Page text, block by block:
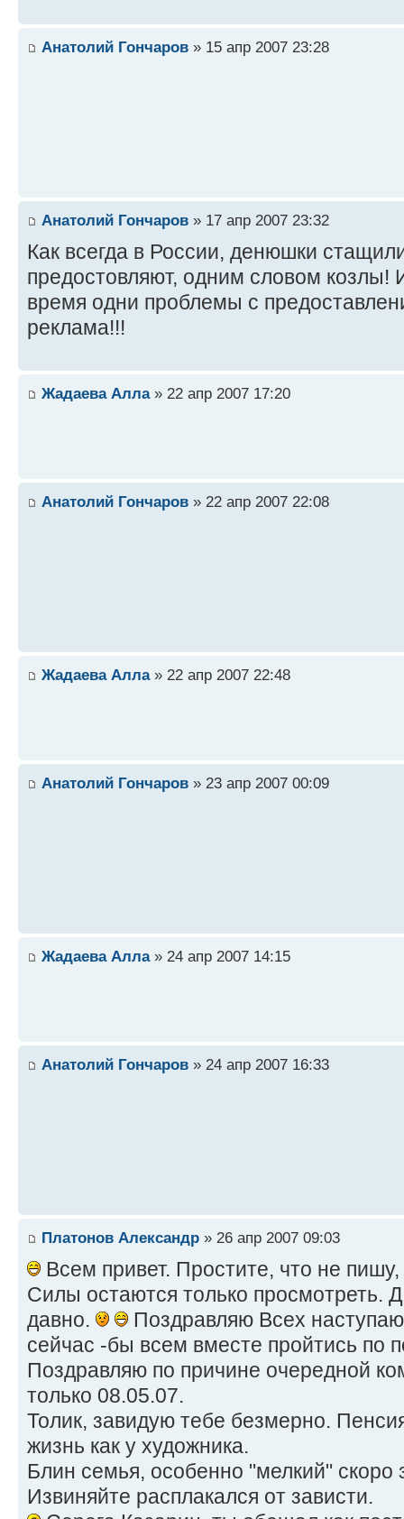
Анатолий Гончаров » 15 апр 2007 23:28
Анатолий Гончаров » 17 апр 2007 23:32
Как всегда в России, денюшки
предостовляют, одним словом козлы!
время одни проблемы с
реклама!!!
Жадаева Алла» 22 апр 2007 17:20
Анатолий Гончаров » 22 апр 2007 22:08
Жадаева Алла» 22 апр 2007 22:48
Анатолий Гончаров » 23 апр 2007 00:09
Жадаева Алла» 24 апр 2007 14:15
Анатолий Гончаров » 24 апр 2007 16:33
Платонов Александр » 26 апр 2007 09:03
Всем привет. Простите, что не
Силы остаются только просмотреть.
давно.
Поздравляю Всех
сейчас -бы всем вместе пройтись по
Поздравляю по причине очередной
только 08.05.07.
Толик, завидую тебе безмерно.
жизнь как у художника.
Блин семья, особенно "мелкий" скоро
Извиняйте расплакался от зависти.